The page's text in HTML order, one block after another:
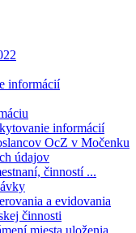
informácií
informácií
OcZ v Močenku
údajov
činností ...
a evidovania
činnosti
miesta uloženia